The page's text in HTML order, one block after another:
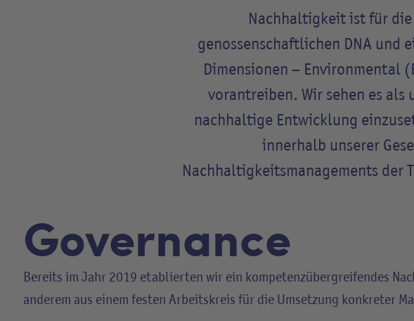
Nachhaltigkeit ist für
genossenschaftlichen DNA und
Dimensionen – Environmental
vorantreiben. Wir sehen es
nachhaltige Entwicklung
innerhalb unserer
Nachhaltigkeitsmanagements der
Governance
Bereits im Jahr 2019 etablierten wir ein kompetenzübergreifendes
anderem aus einem festen Arbeitskreis für die Umsetzung konkreter